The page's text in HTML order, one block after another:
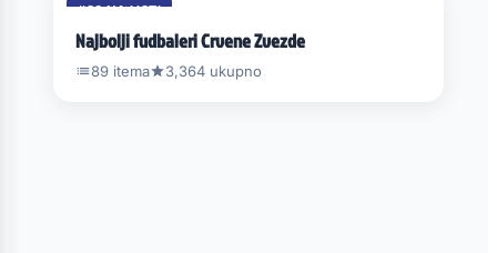
#36 NA LISTI
Najbolji fudbaleri Crvene Zvezde
89 itema 3,364 ukupno